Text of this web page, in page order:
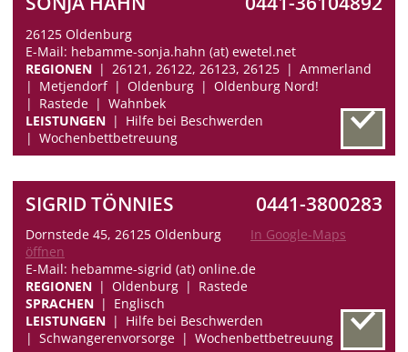
26125 Oldenburg
E-Mail: hebamme-sonja.hahn (at) ewetel.net
REGIONEN
26121, 26122, 26123, 26125
Ammerland
Metjendorf
Oldenburg
Oldenburg Nord!
Rastede
Wahnbek
LEISTUNGEN
Hilfe bei Beschwerden
Wochenbettbetreuung
SIGRID TÖNNIES 0441-3800283
Dornstede 45, 26125 Oldenburg
In Google-Maps
öffnen
E-Mail: hebamme-sigrid (at) online.de
REGIONEN
Oldenburg
Rastede
SPRACHEN
Englisch
LEISTUNGEN
Hilfe bei Beschwerden
Schwangerenvorsorge
Wochenbettbetreuung